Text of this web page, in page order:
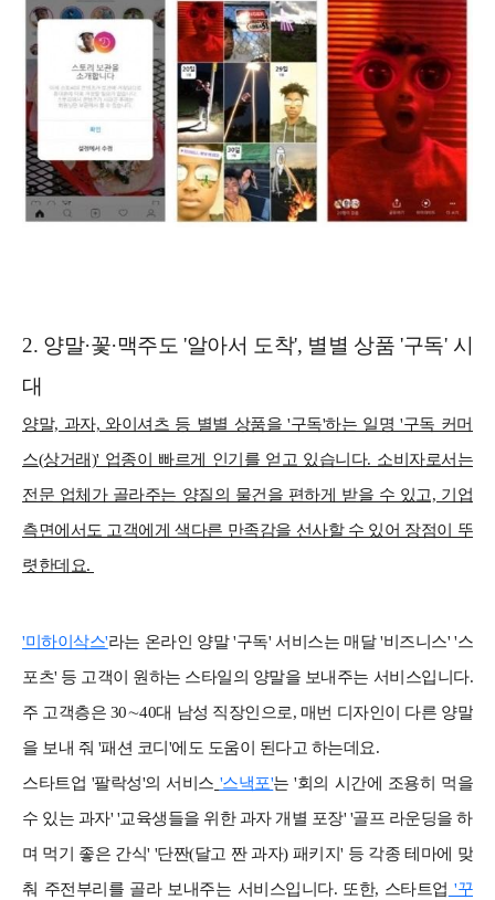
2. 양말·꽃·맥주도 '알아서 도착', 별별 상품 '구독' 시
대
양말, 과자, 와이셔츠 등 별별 상품을 '구독'하는 일명 '구독 커머
스(상거래)' 업종이 빠르게 인기를 얻고 있습니다. 소비자로서는
전문 업체가 골라주는 양질의 물건을 편하게 받을 수 있고, 기업
측면에서도 고객에게 색다른 만족감을 선사할 수 있어 장점이 뚜
렷한데요.
'미하이삭스'라는 온라인 양말 '구독' 서비스는 매달 '비즈니스' '스
포츠' 등 고객이 원하는 스타일의 양말을 보내주는 서비스입니다.
주 고객층은 30∼40대 남성 직장인으로, 매번 디자인이 다른 양말
을 보내 줘 '패션 코디'에도 도움이 된다고 하는데요.
스타트업 '팔락성'의 서비스 '스낵포'는 '회의 시간에 조용히 먹을
수 있는 과자' '교육생들을 위한 과자 개별 포장' '골프 라운딩을 하
며 먹기 좋은 간식' '단짠(달고 짠 과자) 패키지' 등 각종 테마에 맞
춰 주전부리를 골라 보내주는 서비스입니다. 또한, 스타트업 '꾸